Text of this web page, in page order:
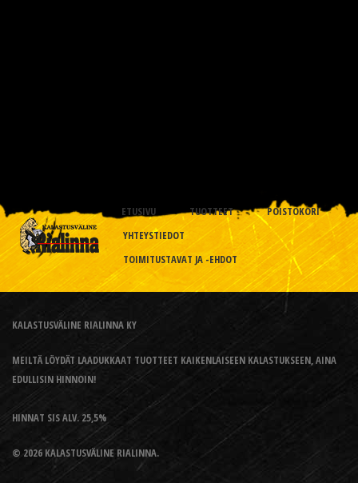
ETUSIVU TUOTTEET
POISTOKORI
YHTEYSTIEDOT
TOIMITUSTAVAT JA -EHDOT
KALASTUSVÄLINE RIALINNA KY
MEILTÄ LÖYDÄT LAADUKKAAT TUOTTEET KAIKENLAISEEN KALASTUKSEEN, AINA
EDULLISIN HINNOIN!
HINNAT SIS ALV. 25,5%
© 2026 KALASTUSVÄLINE RIALINNA.